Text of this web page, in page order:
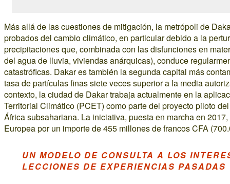
Más allá de las cuestiones de mitigación, la metrópoli de
probados del cambio climático, en particular debido a la
precipitaciones que, combinada con las disfunciones en
del agua de lluvia, viviendas anárquicas), conduce
catastróficas. Dakar es también la segunda capital más
tasa de partículas finas siete veces superior a la media
contexto, la ciudad de Dakar trabaja actualmente en la
Territorial Climático (PCET) como parte del proyecto piloto
África subsahariana. La iniciativa, puesta en marcha en
Europea por un importe de 455 millones de francos CFA
UN MODELO DE CONSULTA A LOS
LECCIONES DE EXPERIENCIAS PASADAS